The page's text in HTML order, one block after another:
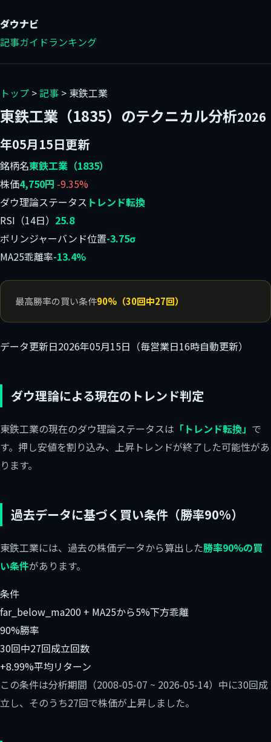
ダウナビ
記事ガイドランキング
トップ >記事 > 東鉄工業
東鉄工業（1835）のテクニカル分析2026
年05月15日更新
銘柄名東鉄工業（1835）
株価4,750円 -9.35%
ダウ理論ステータス トレンド転換
RSI（14日） 25.8
ボリンジャーバンド位置-3.75σ
MA25乖離率-13.4%
最高勝率の買い条件90%（30回中27回）
データ更新日2026年05月15日（毎営業日16時自動更新）
ダウ理論による現在のトレンド判定
東鉄工業の現在のダウ理論ステータスは 「トレンド転換」 で
す。押し安値を割り込み、上昇トレンドが終了した可能性があ
ります。
過去データに基づく買い条件（勝率90%）
東鉄工業には、過去の株価データから算出した勝率90%の買
い条件があります。
条件
far_below_ma200 + MA25から5%下方乖離
90%勝率
30回中27回成立回数
+8.99%平均リターン
この条件は分析期間（2008-05-07 ~ 2026-05-14）中に30回成
立し、そのうち27回で株価が上昇しました。